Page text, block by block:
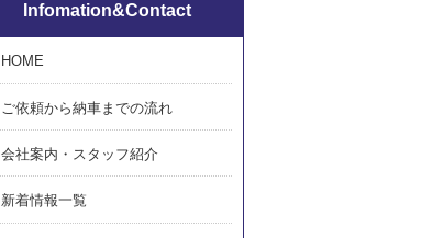
Infomation&Contact
HOME
ご依頼から納車までの流れ
会社案内・スタッフ紹介
新着情報一覧